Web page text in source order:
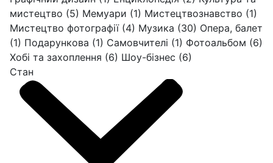
мистецтво (5) Мемуари (1) Мистецтвознавство (1)
Мистецтво фотографії (4) Музика (30) Опера, балет
(1) Подарункова (1) Самовчителі (1) Фотоальбом (6)
Хобі та захоплення (6) Шоу-бізнес (6)
Стан